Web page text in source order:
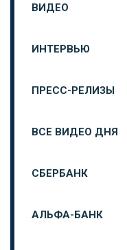
ВИДЕО
ИНТЕРВЬЮ
ПРЕСС-РЕЛИЗЫ
ВСЕ ВИДЕО ДНЯ
СБЕРБАНК
АЛЬФА-БАНК